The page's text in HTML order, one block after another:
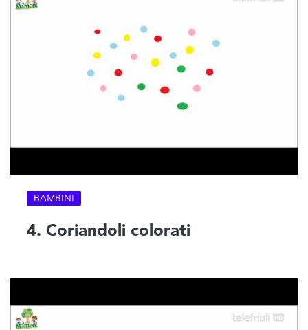
BAMBINI
4. Coriandoli colorati